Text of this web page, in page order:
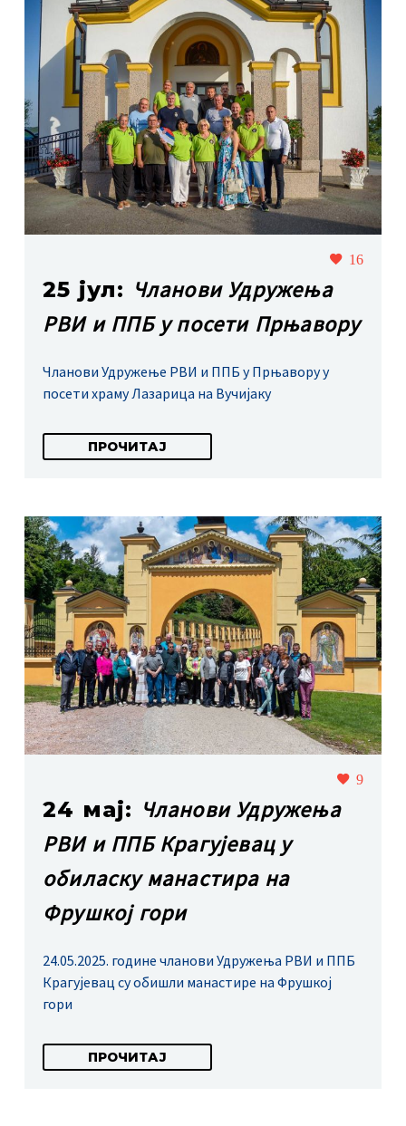
16
25 јул: Чланови Удружења
РВИ и ППБ у посети Прњавору
Чланови Удружење РВИ и ППБ у Прњавору у
посети храму Лазарица на Вучијаку
ПРОЧИТАЈ
9
24 мај: Чланови Удружења
РВИ и ППБ Крагујевац у
обиласку манастира на
Фрушкој гори
24.05.2025. године чланови Удружења РВИ и ППБ
Крагујевац су обишли манастире на Фрушкој
гори
ПРОЧИТАЈ